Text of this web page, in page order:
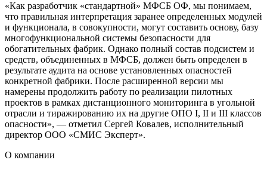
«Как разработчик «стандартной» МФСБ ОФ, мы понимаем,
что правильная интерпретация заранее определенных модулей
и функционала, в совокупности, могут составить основу, базу
многофункциональной системы безопасности для
обогатительных фабрик. Однако полный состав подсистем и
средств, объединенных в МФСБ, должен быть определен в
результате аудита на основе установленных опасностей
конкретной фабрики. После расширенной версии мы
намерены продолжить работу по реализации пилотных
проектов в рамках дистанционного мониторинга в угольной
отрасли и тиражированию их на другие ОПО I, II и III классов
опасности», — отметил Сергей Ковалев, исполнительный
директор ООО «СМИС Эксперт».
О компании